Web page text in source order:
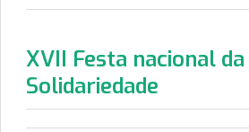
XVII Festa nacional da
Solidariedade